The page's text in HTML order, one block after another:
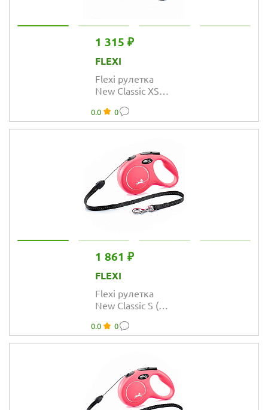
1 315 ₽
FLEXI
Flexi рулетка
New Classic XS
м красная
0.0 0
1 861 ₽
FLEXI
Flexi рулетка
New Classic S (до
красная
0.0 0